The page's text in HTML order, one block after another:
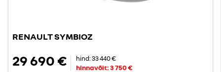
RENAULT SYMBIOZ
29 690 € hind:33 440 €
hinnavõit:3 750 €